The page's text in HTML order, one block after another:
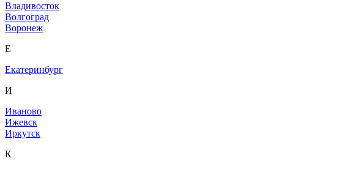
Владивосток
Волгоград
Воронеж
Е
Екатеринбург
И
Иваново
Ижевск
Иркутск
К